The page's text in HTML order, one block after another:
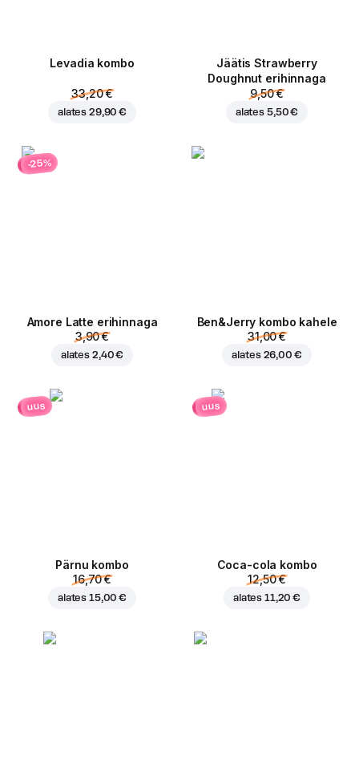
Levadia kombo
33,20 €
alates 29,90 €
Jäätis Strawberry
Doughnut erihinnaga
9,50 €
alates 5,50 €
-25%
Amore Latte erihinnaga
3,90 €
alates 2,40 €
Ben&Jerry kombo kahele
31,00 €
alates 26,00 €
uus
Pärnu kombo
16,70 €
alates 15,00 €
uus
Coca-cola kombo
12,50 €
alates 11,20 €